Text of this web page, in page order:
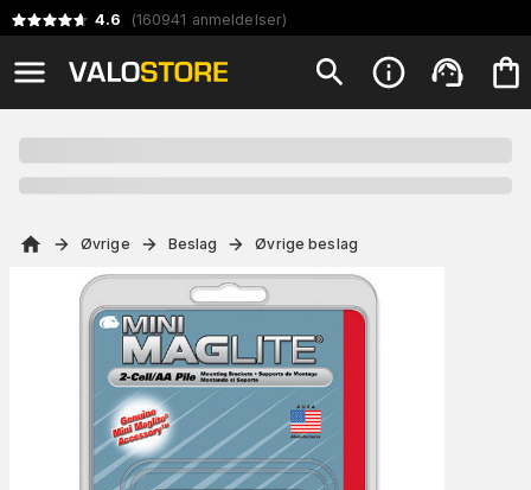
4.6 (160941 anmeldelser)
Øvrige Beslag Øvrige beslag